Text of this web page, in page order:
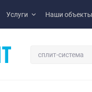
Услуги Наши объекты